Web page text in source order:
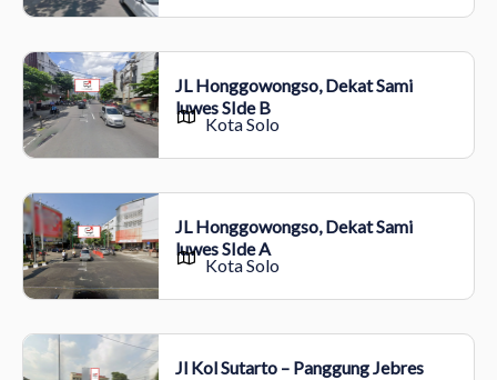
JL Honggowongso, Dekat Sami
luwes SIde B
Kota Solo
JL Honggowongso, Dekat Sami
luwes SIde A
Kota Solo
Jl Kol Sutarto – Panggung Jebres